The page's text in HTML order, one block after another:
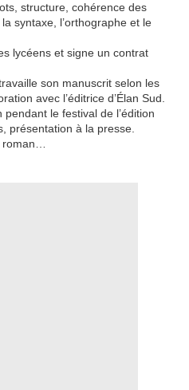
structure, cohérence des
syntaxe, l’orthographe et le
lycéens et signe un contrat
son manuscrit selon les
avec l’éditrice d’Élan Sud.
le festival de l’édition
présentation à la presse.